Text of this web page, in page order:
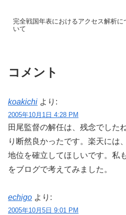
完全戦国年表におけるアクセス解析に
いて
コメント
koakichi より:
2005年10月1日 4:28 PM
田尾監督の解任は、残念でした
り断然良かったです。楽天には
地位を確立してほしいです。私
をブログで考えてみました。
echigo より:
2005年10月5日 9:01 PM